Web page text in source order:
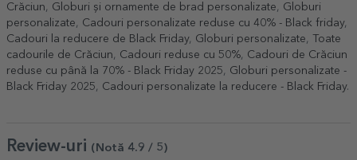
Crăciun
Globuri și ornamente de brad personalizate
Globuri
personalizate
Cadouri personalizate reduse cu 40% - Black friday,
Cadouri la reducere de Black Friday, Globuri personalizate
Toate
cadourile de Crăciun
Cadouri reduse cu 50%
Cadouri de Crăciun
reduse cu până la 70% - Black Friday 2025
Globuri personalizate -
Black Friday 2025
Cadouri personalizate la reducere - Black Friday.
Review-uri (Notă 4.9 / 5 )